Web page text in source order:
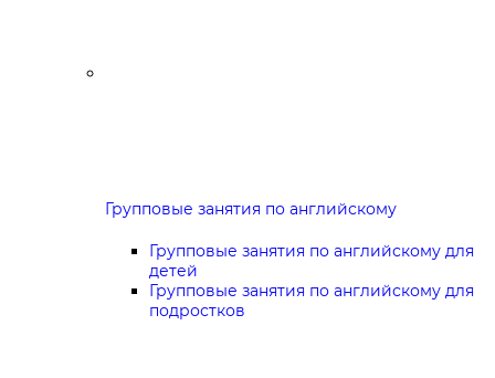
Групповые занятия по английскому
Групповые занятия по английскому для
детей
Групповые занятия по английскому для
подростков